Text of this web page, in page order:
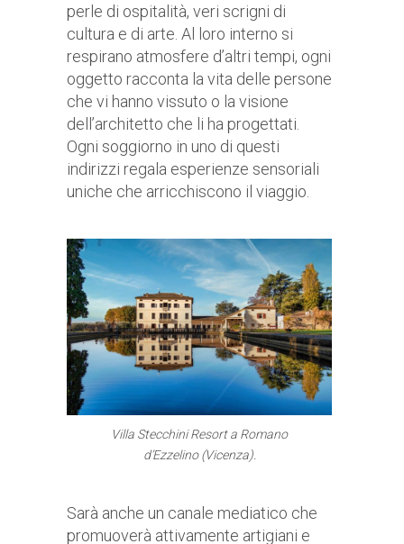
perle di ospitalità, veri scrigni di
cultura e di arte. Al loro interno si
respirano atmosfere d’altri tempi, ogni
oggetto racconta la vita delle persone
che vi hanno vissuto o la visione
dell’architetto che li ha progettati.
Ogni soggiorno in uno di questi
indirizzi regala esperienze sensoriali
uniche che arricchiscono il viaggio.
Villa Stecchini Resort a Romano
d’Ezzelino (Vicenza).
Sarà anche un canale mediatico che
promuoverà attivamente artigiani e